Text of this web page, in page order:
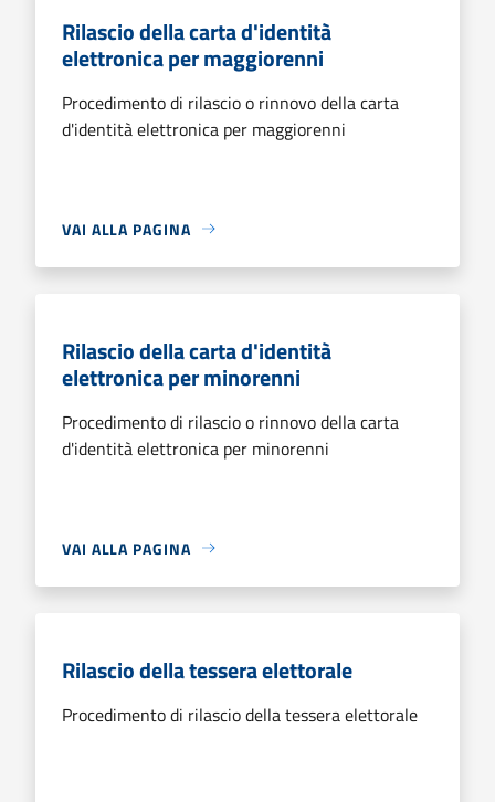
Rilascio della carta d'identità
elettronica per maggiorenni
Procedimento di rilascio o rinnovo della carta
d'identità elettronica per maggiorenni
VAI ALLA PAGINA
Rilascio della carta d'identità
elettronica per minorenni
Procedimento di rilascio o rinnovo della carta
d'identità elettronica per minorenni
VAI ALLA PAGINA
Rilascio della tessera elettorale
Procedimento di rilascio della tessera elettorale